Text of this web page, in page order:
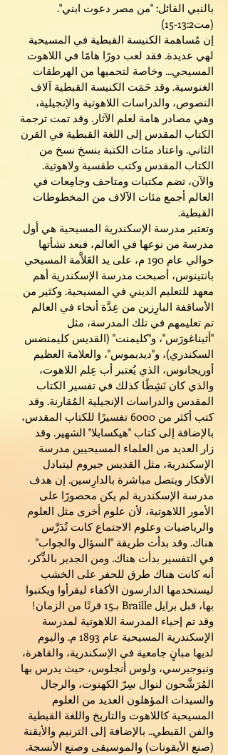
بالنبي القائل: "من مصر دعوت ابني".
(مت13:2-15)
إن مُساهمة الكنيسة القبطية في المسيحية
لهي عديدة. فقد لعب دورًا هامًا في اللاهوت
المسيحي... وخاصة لتحميها من الهرطقات
الغنوسية. وقد حَمَت الكنيسة القبطية آلاف
النصوص، والدراسات اللاهوتية والإنجيلية،
وهي مصادر هامة لعلم الآثار. وقد تمت ترجمة
الكتاب المقدس إلى اللغة القبطية في القرن
الثاني. واعتاد مئات الكتبة بنسخ نسخ من
الكتاب المقدس وكتب طقسية ولاهوتية.
والآن، تضم مكتبات ومتاحف وجامِعات في
العالم أجمع مئات الآلاف من المخطوطات
القبطية.
وتعتبر مدرسة الإسكندرية المسيحية هي أول
مدرسة من نوعها في العالم، فبعد نشأتها
حوالي عام 190 م، على يد العَلاَّمة المسيحي
بانتينوس، أصبحت مدرسة الإسكندرية أهم
معهد للتعليم الديني في المسيحية. وكثير من
الأساقفة البارِزين من عِدَّة أنحاء في العالم
تم تعليمهم في تلك المدرسة، مثل
"أثيناغورَس"، و"كليمنت" (القديس كليمنضس
السكندري)، و"ديديموس"، والعلامة العظيم
أوريجانوس، الذي يُعتبر أب عِلم اللاهوت،
والذي كان نَشِطًا كذلك في تفسير الكتاب
المقدس والدراسات الإنجيلية المُقارنة. وقد
كتب أكثر من 6000 تفسيرًا للكتاب المقدس،
بالإضافة إلى كتاب "هيكسابلا" الشهير. وقد
زار العديد من العلماء المسيحيين مدرسة
الإسكندرية، مثل القديس جيروم ليتبادل
الأفكار ويتصل مباشرة بالدارِسين. إن هدف
مدرسة الإسكندرية لم يكن محصورًا على
الأمور اللاهوتية، لأن علوم أخرى مثل العلوم
والرياضيات وعلوم الاجتماع كانت تُدَرَّس
هناك. وقد بدأت طريقة "السؤال والجواب"
في التفسير بدأت هناك. ومن الجدير بالذِّكر،
أنه كانت هناك طرق للحفر على الخشب
ليستخدمها الدارسون الأكفاء ليقرأوا ويكتبوا
بها، قبل برايل Braille بـ15 قرنًا من الزمان!
وقد تم إحياء المدرسة اللاهوتية لمدرسة
الإسكندرية المسيحية عام 1893 م. واليوم
لديها مبانٍ جامعية في الإسكندرية، والقاهرة،
ونيوجيرسي، ولوس أنجلوس، حيث يدرس بها
المُرَشَّحون لنوال سِرّ الكهنوت، والرجال
والسيدات المؤهلون العديد من العلوم
المسيحية كاللاهوت والتاريخ واللغة القبطية
والفن القبطي.. بالإضافة إلى الترنيم والأيقنة
(صنع الأيقونات) والموسيقى وصنع الأنسجة.